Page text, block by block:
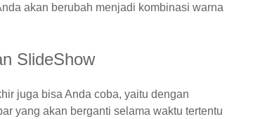
akan berubah menjadi kombinasi warna
SlideShow
juga bisa Anda coba, yaitu dengan
yang akan berganti selama waktu tertentu